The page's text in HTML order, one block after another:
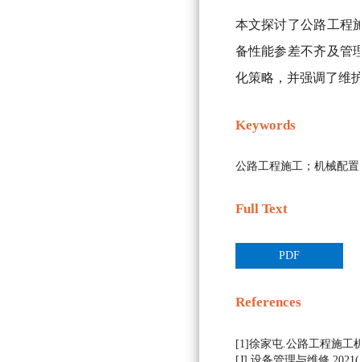
本文探讨了公路工程
备性能参差不齐及管
化策略，并强调了维
Keywords
公路工程施工；机械配
Full Text
PDF
References
[1]徐家屯.公路工程施工